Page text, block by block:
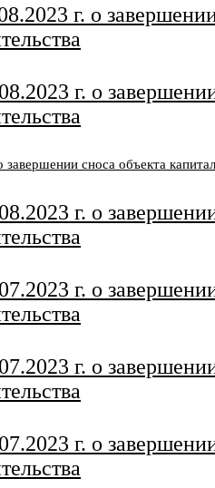
г. о
.2023 г. о
завершении сноса объекта
.2023 г. о
г. о
г. о
г. о